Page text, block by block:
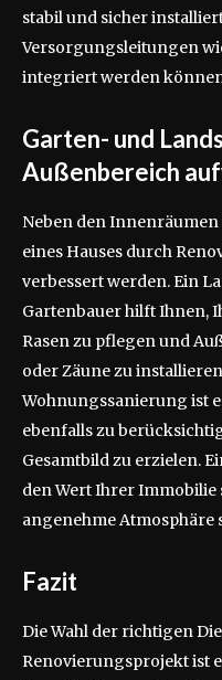
stabil und sicher
Versorgungsleitungen
integriert werden
Garten- und
Außenbereich
Neben den
eines Hauses durch
verbessert werden. Ein
Gartenbauer hilft Ihnen,
Rasen zu pflegen und
oder Zäune zu
Wohnungssanierung ist
ebenfalls zu
Gesamtbild zu erzielen.
den Wert Ihrer
angenehme Atmosphäre
Fazit
Die Wahl der richtigen
Renovierungsprojekt ist